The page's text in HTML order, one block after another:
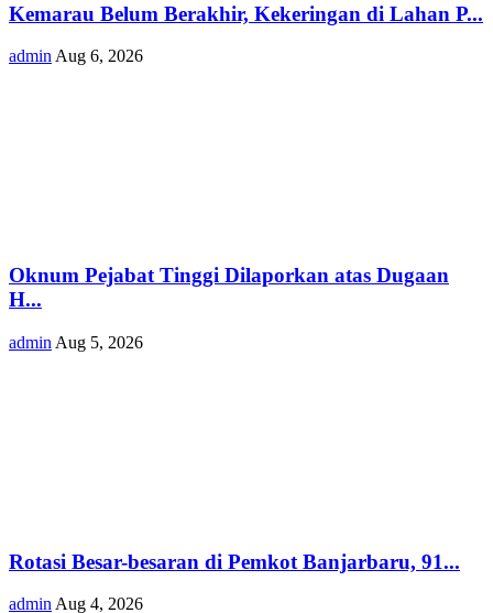
Kemarau Belum Berakhir, Kekeringan di Lahan P...
adminAug 6, 2026
Oknum Pejabat Tinggi Dilaporkan atas Dugaan
H...
admin Aug 5, 2026
Rotasi Besar-besaran di Pemkot Banjarbaru, 91...
admin Aug 4, 2026